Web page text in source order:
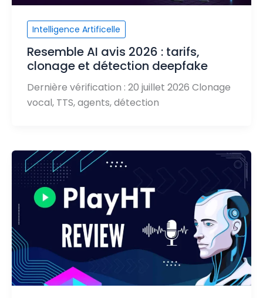
Intelligence Artificelle
Resemble AI avis 2026 : tarifs,
clonage et détection deepfake
Dernière vérification : 20 juillet 2026 Clonage
vocal, TTS, agents, détection